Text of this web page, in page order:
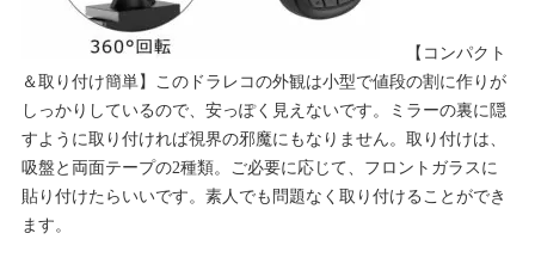
【コンパクト
＆取り付け簡単】このドラレコの外観は小型で値段の割に作りが
しっかりしているので、安っぽく見えないです。ミラーの裏に隠
すように取り付ければ視界の邪魔にもなりません。取り付けは、
吸盤と両面テープの2種類。ご必要に応じて、フロントガラスに
貼り付けたらいいです。素人でも問題なく取り付けることができ
ます。